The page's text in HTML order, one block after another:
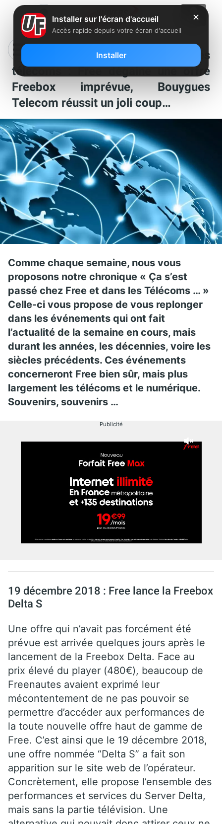
Ca c’est passé chez Free et dans les
télécoms : Free dégaine une offre
Freebox imprévue, Bouygues
Telecom réussit un joli coup…
Comme chaque semaine, nous vous
proposons notre chronique « Ça s’est
passé chez Free et dans les Télécoms … »
Celle-ci vous propose de vous replonger
dans les événements qui ont fait
l’actualité de la semaine en cours, mais
durant les années, les décennies, voire les
siècles précédents. Ces événements
concerneront Free bien sûr, mais plus
largement les télécoms et le numérique.
Souvenirs, souvenirs …
Publicité
19 décembre 2018 : Free lance la Freebox
Delta S
Une offre qui n’avait pas forcément été
prévue est arrivée quelques jours après le
lancement de la Freebox Delta. Face au
prix élevé du player (480€), beaucoup de
Freenautes avaient exprimé leur
mécontentement de ne pas pouvoir se
permettre d’accéder aux performances de
la toute nouvelle offre haut de gamme de
Free. C’est ainsi que le 19 décembre 2018,
une offre nommée “Delta S” a fait son
apparition sur le site web de l’opérateur.
Concrètement, elle propose l’ensemble des
performances et services du Server Delta,
mais sans la partie télévision. Une
✕
Installer sur l'écran d'accueil
Accès rapide depuis votre écran d'accueil
Installer